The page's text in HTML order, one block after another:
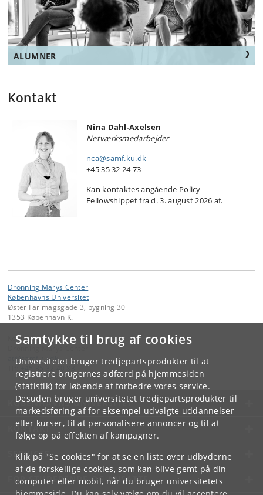
Samtykke til brug af cookies
Universitetet bruger tredjepartsprodukter til at
registrere brugernes adfærd på hjemmesiden
(statistik) for løbende at forbedre vores service.
Desuden bruger universitetet tredjepartsprodukter til
markedsføring af for eksempel udvalgte uddannelser
eller kurser, til at personalisere annoncer og til at
følge op på effekten af kampagner.
Klik på "Se cookies" for at se en liste over udbyderne
af de forskellige cookies, som kan blive gemt på din
computer eller mobil, når du bruger universitetets
ALUMNER
Kontakt
Nina Dahl-Axelsen
Netværksmedarbejder
nca@samf.ku.dk
+4535 32 24 73
Kan kontaktes angående Policy
Fellowshippet fra d. 3. august 2026 af.
Dronning Marys Center
Københavns Universitet
Øster Farimagsgade 3, bygning 30
1353 København K.
Kontakt:
Dronning Marys Center
@samf .ku.dk
KØBENHAVNS UNIVERSITET
KONTAKT
SERVICES
FOR STUDERENDE OG ANSATTE